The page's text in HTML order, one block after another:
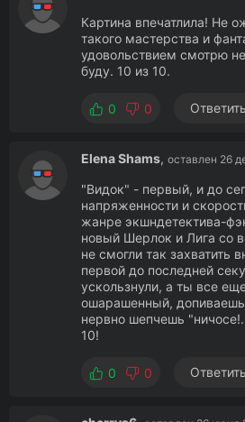
Картина впечатлила! Не
такого мастерства и
удовольствием смотрю
буду. 10 из 10.
0 0 Ответить
Elena Shams, оставлен 26
"Видок" - первый, и до
напряженности и
жанре экшндетектива-
новый Шерлок и Лига со
не смогли так захватить
первой до последней
ускользнули, а ты все
ошарашенный,
нервно шепчешь
10!
0 0 Ответить